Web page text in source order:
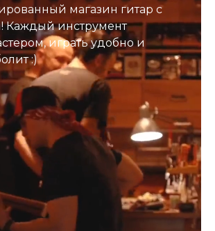
магазин гитар с
Каждый инструмент
играть удобно и
:)